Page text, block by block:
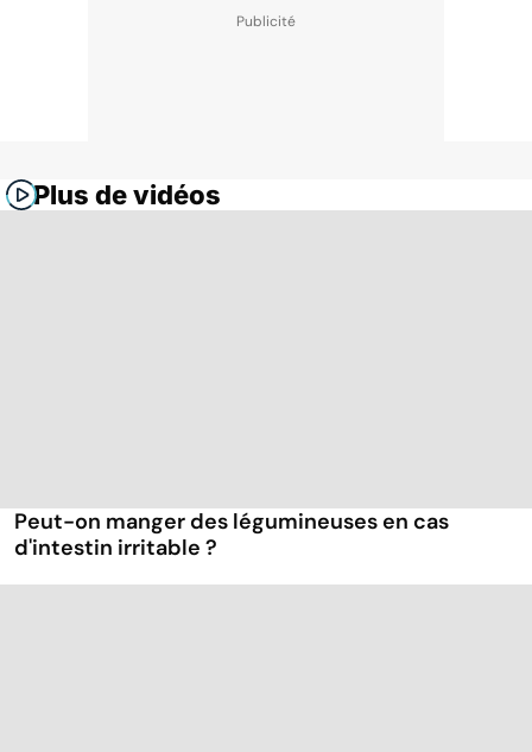
Plus de vidéos
Peut-on manger des légumineuses en cas
d'intestin irritable ?